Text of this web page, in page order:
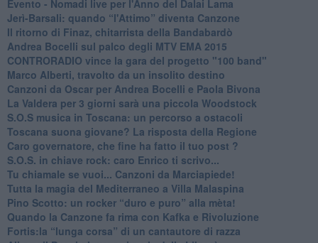
​Evento - Nomadi live per l'Anno del Dalai Lama
Jerì-Barsali: quando “l'Attimo” diventa Canzone
Il ritorno di Finaz, chitarrista della Bandabardò
Andrea Bocelli sul palco degli MTV EMA 2015
CONTRORADIO vince la gara del progetto "100 band"
Marco Alberti, travolto da un insolito destino
Canzoni da Oscar per Andrea Bocelli e Paola Bivona
La Valdera per 3 giorni sarà una piccola Woodstock
S.O.S musica in Toscana: un percorso a ostacoli
​Toscana suona giovane? La risposta della Regione
Caro governatore, che fine ha fatto il tuo post ?
S.O.S. in chiave rock: caro Enrico ti scrivo...
Tu chiamale se vuoi... Canzoni da Marciapiede!
​Tutta la magia del Mediterraneo a Villa Malaspina
​Pino Scotto: un rocker “duro e puro” alla mèta!
​Quando la Canzone fa rima con Kafka e Rivoluzione
​Fortis:la “lunga corsa” di un cantautore di razza